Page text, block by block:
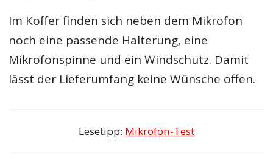
Im Koffer finden sich neben dem Mikrofon
noch eine passende Halterung, eine
Mikrofonspinne und ein Windschutz. Damit
lässt der Lieferumfang keine Wünsche offen.
Lesetipp: Mikrofon-Test